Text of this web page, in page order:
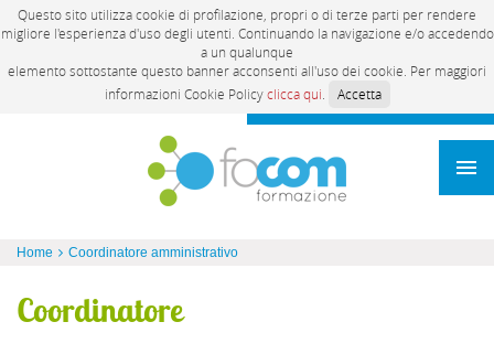
Questo sito utilizza cookie di profilazione, propri o di terze parti per rendere
migliore l'esperienza d'uso degli utenti. Continuando la navigazione e/o accedendo
a un qualunque
elemento sottostante questo banner acconsenti all'uso dei cookie. Per maggiori
informazioni Cookie Policyclicca qui Accetta
Home Coordinatore amministrativo
Coordinatore